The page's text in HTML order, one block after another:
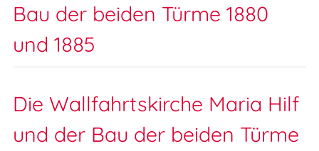
Bau der beiden Türme 1880
und 1885
Die Wallfahrtskirche Maria Hilf
und der Bau der beiden Türme